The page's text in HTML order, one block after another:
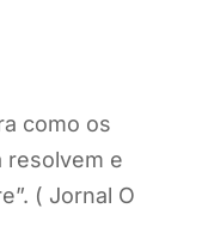
como os
resolvem e
( Jornal O